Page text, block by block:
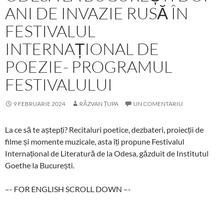
ANI DE INVAZIE RUSĂ ÎN
FESTIVALUL
INTERNAȚIONAL DE
POEZIE- PROGRAMUL
FESTIVALULUI
9 FEBRUARIE 2024 RĂZVAN ȚUPA UN COMENTARIU
La ce să te aștepți? Recitaluri poetice, dezbateri, proiecții de
filme și momente muzicale, asta îți propune Festivalul
Internațional de Literatură de la Odesa, găzduit de Institutul
Goethe la București.
–- FOR ENGLISH SCROLL DOWN –-